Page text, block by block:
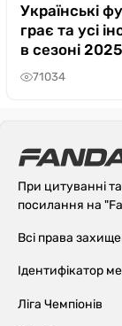
Українські
грає та усі
в сезоні
71034
При цитуванні
посилання на
Всі права
Ідентифікатор
Ліга Чемпіонів